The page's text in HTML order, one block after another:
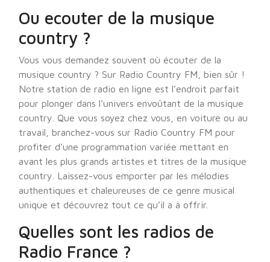
Ou ecouter de la musique
country ?
Vous vous demandez souvent où écouter de la
musique country ? Sur Radio Country FM, bien sûr !
Notre station de radio en ligne est l’endroit parfait
pour plonger dans l’univers envoûtant de la musique
country. Que vous soyez chez vous, en voiture ou au
travail, branchez-vous sur Radio Country FM pour
profiter d’une programmation variée mettant en
avant les plus grands artistes et titres de la musique
country. Laissez-vous emporter par les mélodies
authentiques et chaleureuses de ce genre musical
unique et découvrez tout ce qu’il a à offrir.
Quelles sont les radios de
Radio France ?